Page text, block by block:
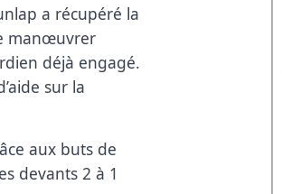
a récupéré la
manœuvrer
déjà engagé.
sur la
aux buts de
devants 2 à 1